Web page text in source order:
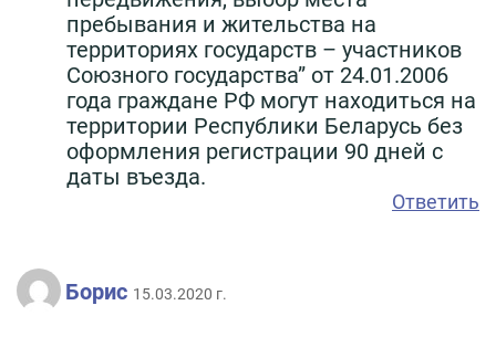
пребывания и жительства на
территориях государств – участников
Союзного государства” от 24.01.2006
года граждане РФ могут находиться на
территории Республики Беларусь без
оформления регистрации 90 дней с
даты въезда.
Ответить
Борис 15.03.2020 г.